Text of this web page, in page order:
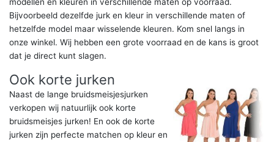
Bijvoorbeeld dezelfde jurk en kleur in verschillende maten of
hetzelfde model maar wisselende kleuren. Kom snel langs in
onze winkel. Wij hebben een grote voorraad en de kans is groot
dat je direct kunt slagen.
Ook korte jurken
Naast de lange bruidsmeisjesjurken
verkopen wij natuurlijk ook korte
bruidsmeisjes jurken! En ook de korte
jurken zijn perfecte matchen op kleur en